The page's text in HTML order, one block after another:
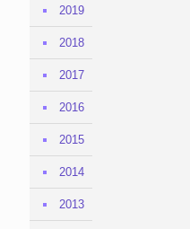
2019
2018
2017
2016
2015
2014
2013